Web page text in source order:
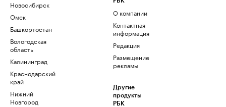
Новосибирск
Омск
Башкортостан
Вологодская
область
Калининград
Краснодарский
край
Нижний
Новгород
О компании
Контактная
информация
Редакция
Размещение
рекламы
Другие
продукты
РБК